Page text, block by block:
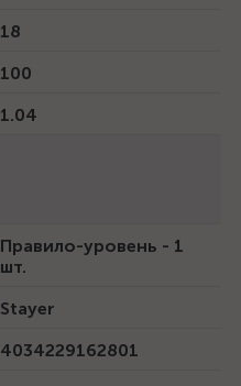
18
100
1.04
Правило-уровень - 1
шт.
Stayer
4034229162801